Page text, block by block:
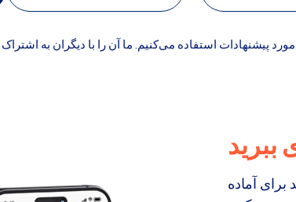
پیشنهادات استفاده می‌کنیم. ما آن را با دیگران به اشتراک
ببرید
برای آماده